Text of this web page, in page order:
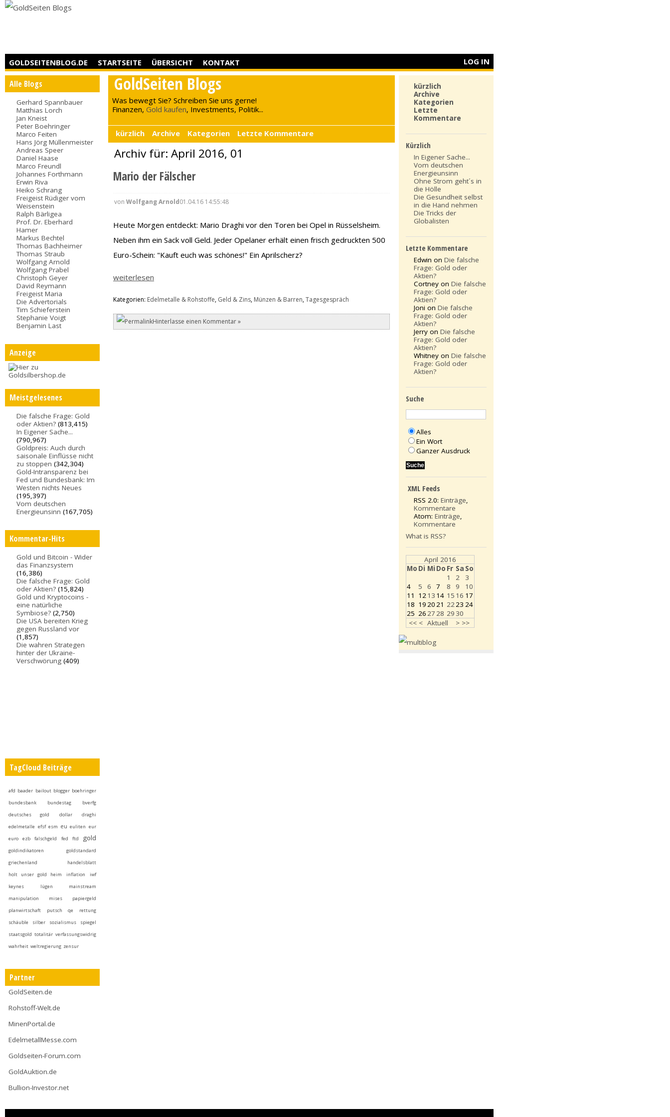
GOLDSEITENBLOG.DE STARTSEITE ÜBERSICHT KONTAKT LOG IN
Alle Blogs
Gerhard Spannbauer
Matthias Lorch
Jan Kneist
Peter Boehringer
Marco Feiten
Hans Jörg Müllenmeister
Andreas Speer
Daniel Haase
Marco Freundl
Johannes Forthmann
Erwin Riva
Heiko Schrang
Freigeist Rüdiger vom
Weisenstein
Ralph Bärligea
Prof. Dr. Eberhard
Hamer
Markus Bechtel
Thomas Bachheimer
Thomas Straub
Wolfgang Arnold
Wolfgang Prabel
Christoph Geyer
David Reymann
Freigeist Maria
Die Advertorials
Tim Schieferstein
Stephanie Voigt
Benjamin Last
Anzeige
Meistgelesenes
Die falsche Frage: Gold
oder Aktien? (813,415)
In Eigener Sache...
(790,967)
Goldpreis: Auch durch
saisonale Einflüsse nicht
zu stoppen (342,304)
Gold-Intransparenz bei
Fed und Bundesbank: Im
Westen nichts Neues
(195,397)
Vom deutschen
Energieunsinn (167,705)
Kommentar-Hits
Gold und Bitcoin - Wider
das Finanzsystem
(16,386)
Die falsche Frage: Gold
oder Aktien? (15,824)
Gold und Kryptocoins -
eine natürliche
Symbiose? (2,750)
Die USA bereiten Krieg
gegen Russland vor
(1,857)
Die wahren Strategen
hinter der Ukraine-
Verschwörung (409)
TagCloud Beiträge
afd baader bailout blogger boehringer
bundesbank
bundestag
bverfg
deutsches gold
dollar
draghi
edelmetalle efsf esm eu euliten eur
euro
ezb falschgeld fed ftd gold
goldindikatoren
goldstandard
griechenland
handelsblatt
holt unser gold heim
inflation
iwf
keynes
lügen
mainstream
manipulation
mises
papiergeld
planwirtschaft
putsch qe
rettung
schäuble
silber sozialismus
spiegel
staatsgold totalitär verfassungswidrig
wahrheit weltregierung zensur
Partner
GoldSeiten.de
Rohstoff-Welt.de
MinenPortal.de
EdelmetallMesse.com
Goldseiten-Forum.com
GoldAuktion.de
Bullion-Investor.net
GoldSeiten Blogs
Was bewegt Sie? Schreiben Sie uns gerne!
Finanzen,Gold kaufen, Investments, Politik...
kürzlich Archive Kategorien Letzte Kommentare
Archiv für: April 2016, 01
Mario der Fälscher
von Wolfgang Arnold01.04.16 14:55:48
Heute Morgen entdeckt: Mario Draghi vor den Toren bei Opel in Rüsselsheim.
Neben ihm ein Sack voll Geld. Jeder Opelaner erhält einen frisch gedruckten 500
Euro-Schein: "Kauft euch was schönes!" Ein Aprilscherz?
weiterlesen
Kategorien: Edelmetalle & Rohstoffe, Geld & Zins, Münzen & Barren,Tagesgespräch
Hinterlasse einen Kommentar »
kürzlich
Archive
Kategorien
Letzte
Kommentare
Kürzlich
In Eigener Sache...
Vom deutschen
Energieunsinn
Ohne Strom geht´s in
die Hölle
Die Gesundheit selbst
in die Hand nehmen
Die Tricks der
Globalisten
Letzte Kommentare
Edwin onDie falsche
Frage: Gold oder
Aktien?
Cortney onDie falsche
Frage: Gold oder
Aktien?
Joni onDie falsche
Frage: Gold oder
Aktien?
Jerry onDie falsche
Frage: Gold oder
Aktien?
Whitney onDie falsche
Frage: Gold oder
Aktien?
Suche
Alles
Ein Wort
Ganzer Ausdruck
XML Feeds
RSS 2.0:Einträge,
Kommentare
Atom:Einträge,
Kommentare
What is RSS?
April 2016
Mo Di Mi Do Fr Sa So
<< < Aktuell > >>
1 2
3
4
5 6 7 8 9
10
11
1213 14 15 16 17
18 192021 2223 24
25 262728 29 30